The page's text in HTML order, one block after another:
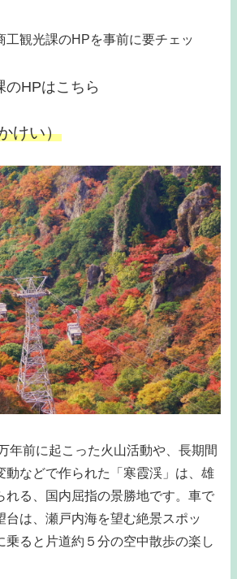
工観光課のHPを事前に要チェッ
のHPはこちら
けい）
年前に起こった火山活動や、長期間
動などで作られた「寒霞渓」は、雄
れる、国内屈指の景勝地です。車で
台は、瀬戸内海を望む絶景スポッ
乗ると片道約５分の空中散歩の楽し